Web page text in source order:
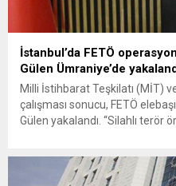
İstanbul’da FETÖ
Gülen Ümraniye’de
Milli İstihbarat Teşkilatı (MİT)
çalışması sonucu, FETÖ
Gülen yakalandı. “Silahlı terör
Şube Müdürlüğü, İstihbarat